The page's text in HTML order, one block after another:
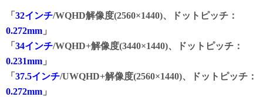
「 32インチ/WQHD解像度(2560×1440)、ドットピッチ：
0.272mm 」
「 34インチ/WQHD+解像度(3440×1440)、ドットピッチ：
0.231mm 」
「 37.5インチ/UWQHD+解像度(2560×1440)、ドットピッチ：
0.272mm 」